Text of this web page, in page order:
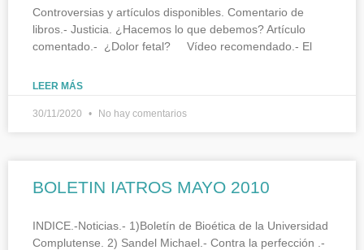
Controversias y artículos disponibles. Comentario de
libros.- Justicia. ¿Hacemos lo que debemos? Artículo
comentado.- ¿Dolor fetal? Vídeo recomendado.- El
LEER MÁS
30/11/2020 No hay comentarios
BOLETIN IATROS MAYO 2010
INDICE.-Noticias.- 1)Boletín de Bioética de la Universidad
Complutense. 2) Sandel Michael.- Contra la perfección .-